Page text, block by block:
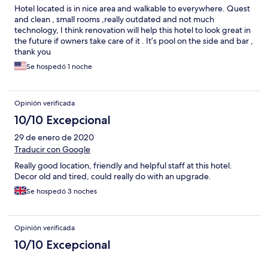
Hotel located is in nice area and walkable to everywhere. Quest
and clean , small rooms ,really outdated and not much
technology, I think renovation will help this hotel to look great in
the future if owners take care of it . It’s pool on the side and bar ,
thank you
Se hospedó 1 noche
Opinión verificada
10/10 Excepcional
29 de enero de 2020
Traducir con Google
Really good location, friendly and helpful staff at this hotel.
Decor old and tired, could really do with an upgrade.
Se hospedó 3 noches
Opinión verificada
10/10 Excepcional